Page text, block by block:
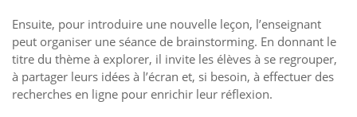
Ensuite, pour introduire une nouvelle leçon, l’enseignant
peut organiser une séance de brainstorming. En donnant le
titre du thème à explorer, il invite les élèves à se regrouper,
à partager leurs idées à l’écran et, si besoin, à effectuer des
recherches en ligne pour enrichir leur réflexion.